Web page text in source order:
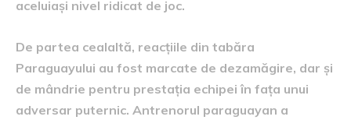
aceluiași nivel ridicat de joc.
De partea cealaltă, reacțiile din tabăra
Paraguayului au fost marcate de dezamăgire, dar și
de mândrie pentru prestația echipei în fața unui
adversar puternic. Antrenorul paraguayan a